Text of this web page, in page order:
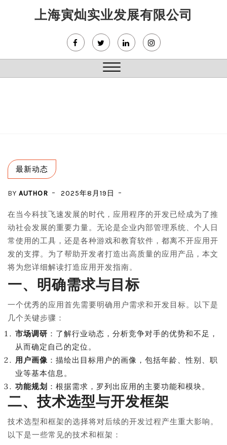
上海寅灿实业发展有限公司
Close
最新动态
BY AUTHOR 2025年8月19日
在当今科技飞速发展的时代，应用程序的开发已经成为了推
动社会发展的重要力量。无论是企业内部管理系统、个人日
常使用的工具，还是各种游戏和教育软件，都离不开应用开
发的支撑。为了帮助开发者打造出高质量的应用产品，本文
将为您详细解读打造应用开发指南。
一、明确需求与目标
一个优秀的应用首先需要明确用户需求和开发目标。以下是
几个关键步骤：
市场调研 ：了解行业动态，分析竞争对手的优势和不足，
从而确定自己的定位。
用户画像 ：描绘出目标用户的画像，包括年龄、性别、职
业等基本信息。
功能规划 ：根据需求，罗列出应用的主要功能和模块。
二、技术选型与开发框架
技术选型和框架的选择将对后续的开发过程产生重大影响。
以下是一些常见的技术和框架：